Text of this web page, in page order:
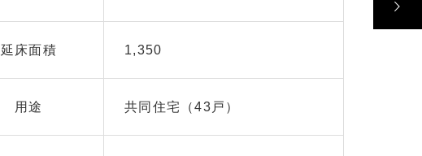
延床面積 1,350
用途 共同住宅（43戸）